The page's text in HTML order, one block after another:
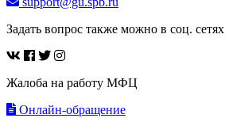
Задать вопрос также можно в соц. сетях
Жалоба на работу МФЦ
Онлайн-обращение